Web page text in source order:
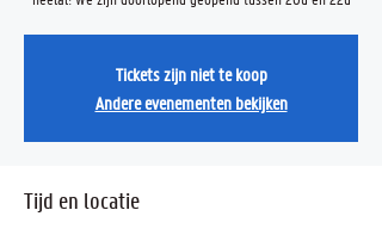
Tickets zijn niet te koop
Andere evenementen bekijken
Tijd en locatie